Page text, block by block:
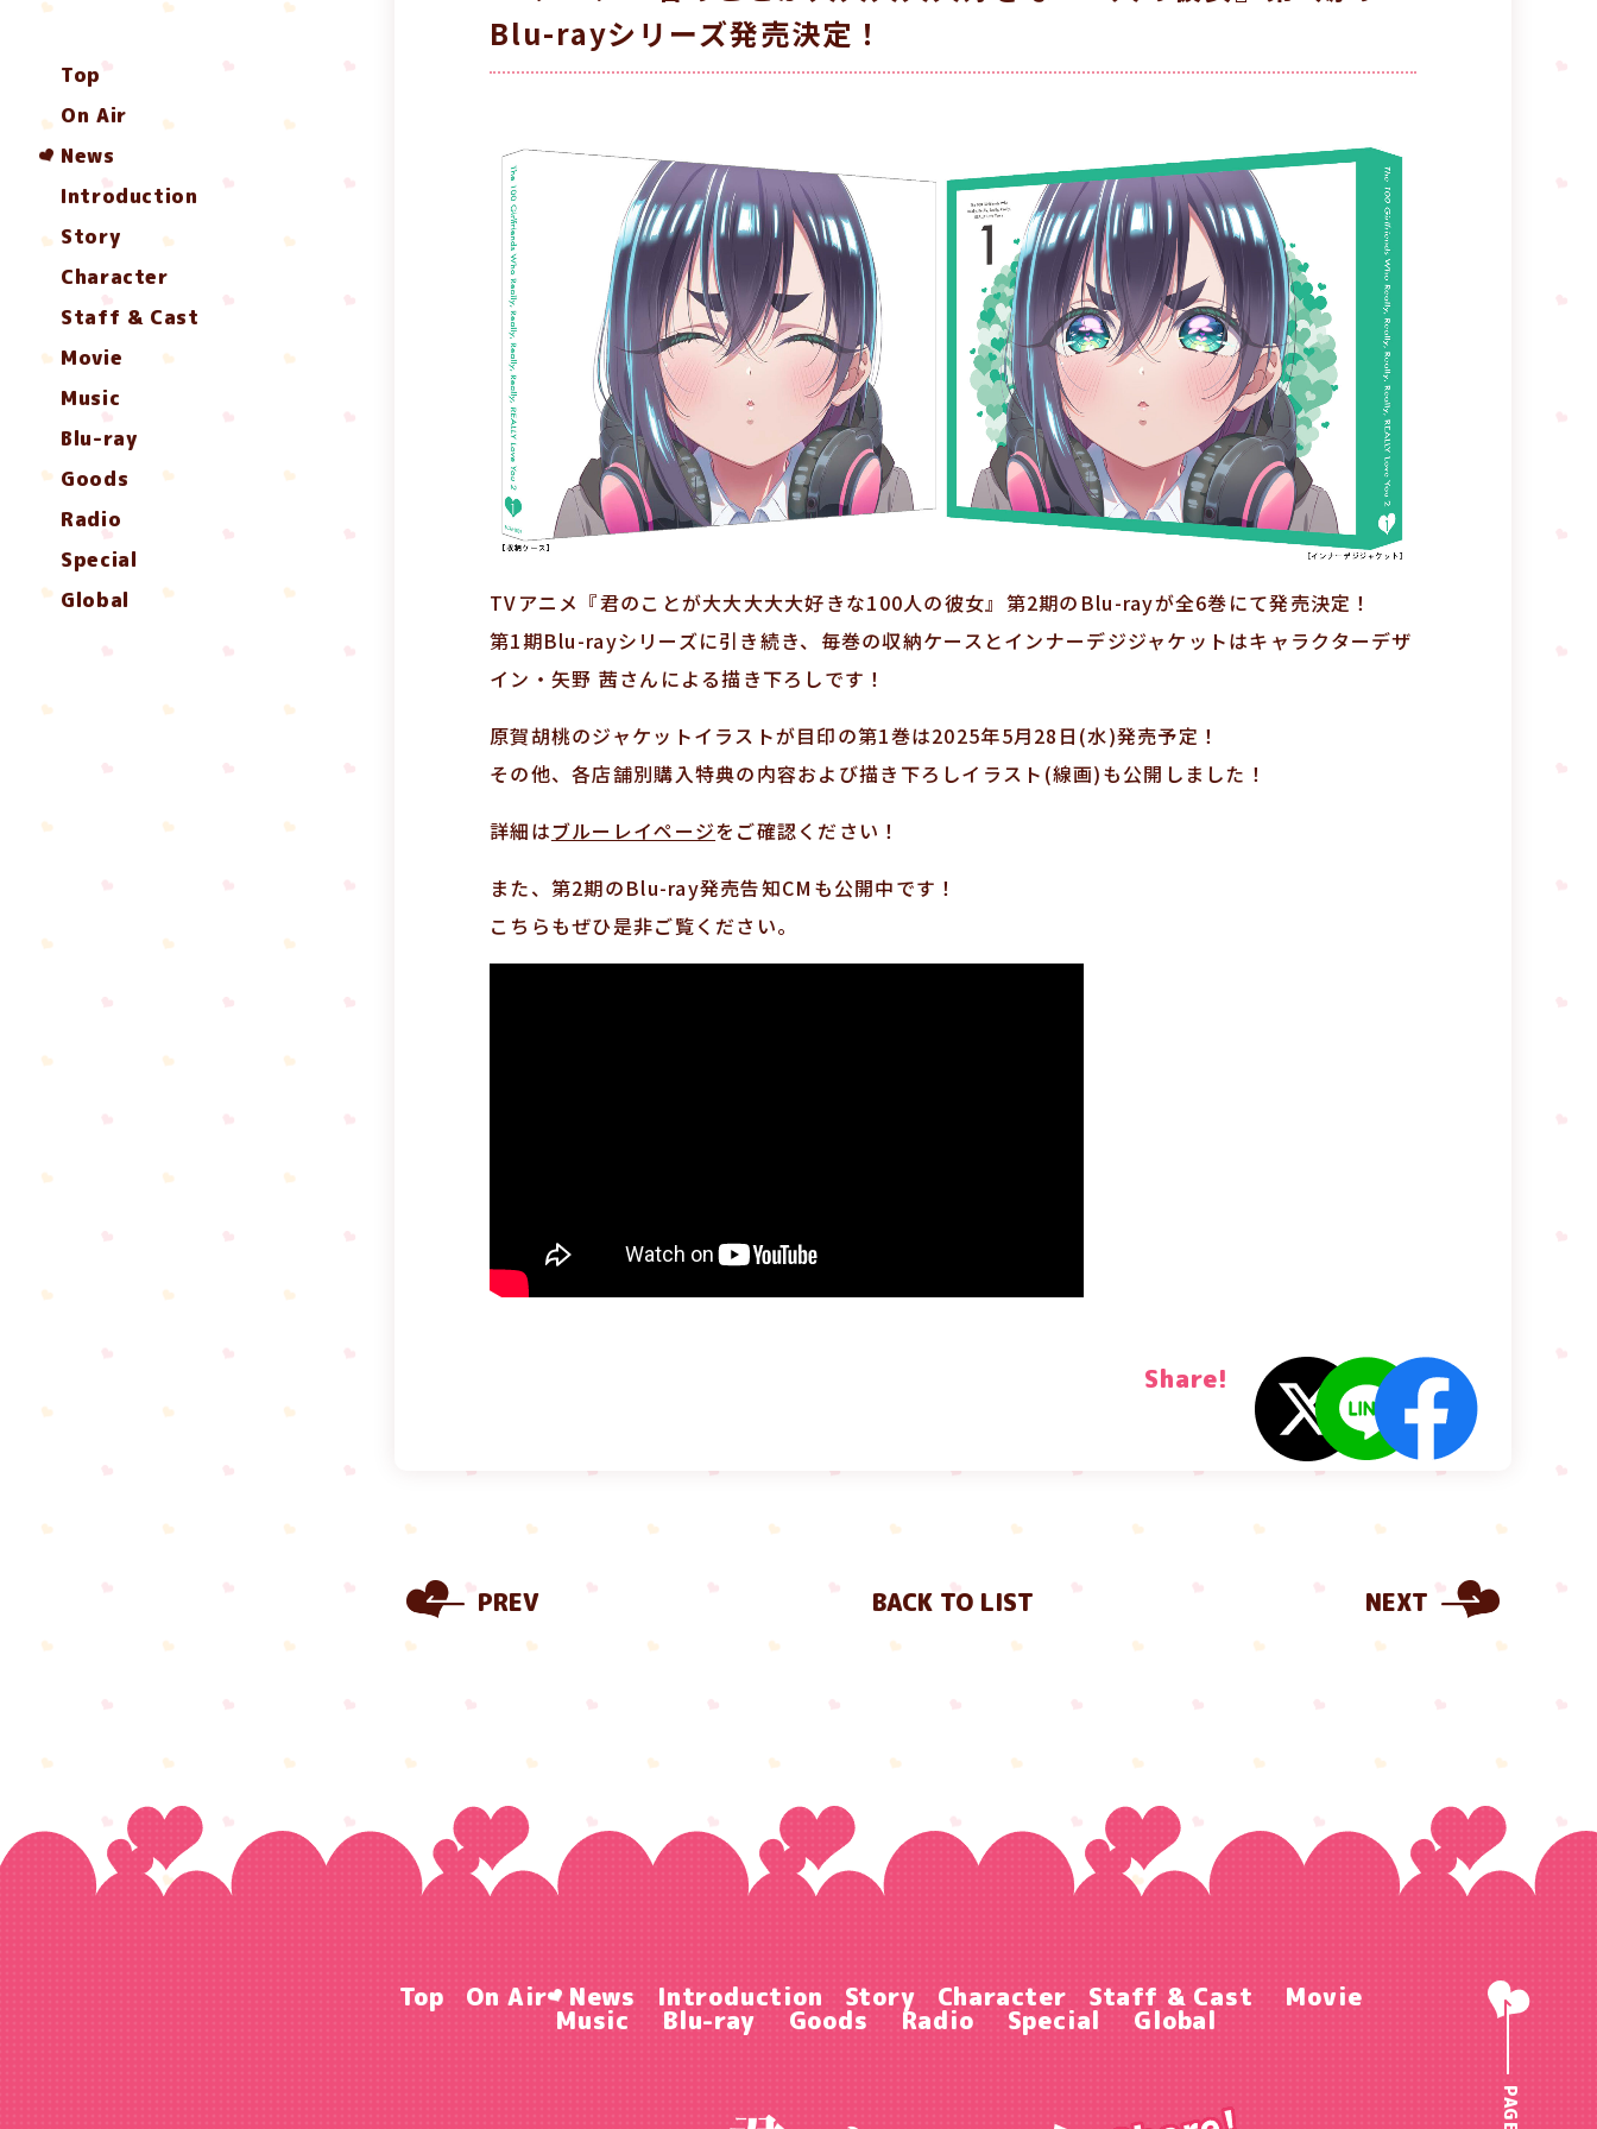
Top
On Air
News
Introduction
Story
Character
Staff & Cast
Movie
Music
Blu-ray
Goods
Radio
Special
Global
Blu-rayシリーズ発売決定！
TVアニメ『君のことが大大大大大好きな100人の彼女』第2期のBlu-rayが全6巻にて発売決定！
第1期Blu-rayシリーズに引き続き、毎巻の収納ケースとインナーデジジャケットはキャラクターデザ
イン・矢野 茜さんによる描き下ろしです！
原賀胡桃のジャケットイラストが目印の第1巻は2025年5月28日(水)発売予定！
その他、各店舗別購入特典の内容および描き下ろしイラスト(線画)も公開しました！
詳細はブルーレイページをご確認ください！
また、第2期のBlu-ray発売告知CMも公開中です！
こちらもぜひ是非ご覧ください。
Share!
PREV BACK TO LIST NEXT
Top On Air News Introduction Story Character Staff & Cast Movie
Music Blu-ray Goods Radio Special Global